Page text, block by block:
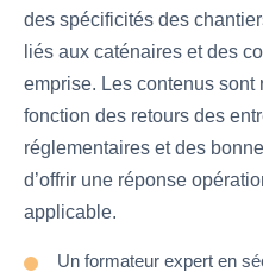
des spécificités des
liés aux caténaires et des
emprise. Les contenus sont
fonction des retours des
réglementaires et des
d’offrir une réponse
applicable.
Un formateur expert en